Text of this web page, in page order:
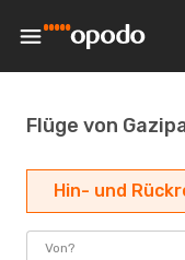
Flüge von
Hin- und
Von?